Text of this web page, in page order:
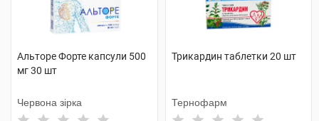
Альторе Форте капсули 500
мг 30 шт
Червона зірка
Трикардин таблетки 20 шт
Тернофарм